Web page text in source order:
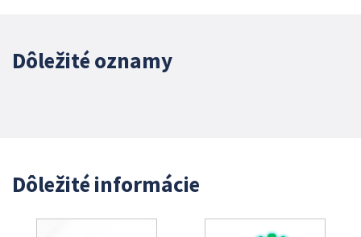
Dôležité oznamy
Dôležité informácie